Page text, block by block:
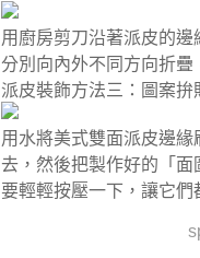
用廚房剪刀沿著派皮的
分別向內外不同方向折疊
派皮裝飾方法三：圖案拚
用水將美式雙面派皮邊
去，然後把製作好的「面
要輕輕按壓一下，讓它們